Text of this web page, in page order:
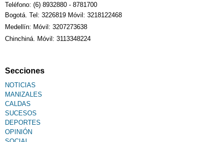
Sudoku
Teléfono: (6) 8932880 - 8781700
Bogotá. Tel: 3226819 Móvil: 3218122468
Medellín: Móvil: 3207273638
Chinchiná. Móvil: 3113348224
Secciones
NOTICIAS
MANIZALES
CALDAS
SUCESOS
DEPORTES
OPINIÓN